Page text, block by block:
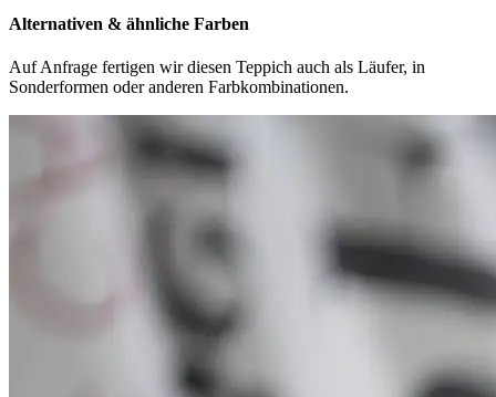
Alternativen & ähnliche Farben
Auf Anfrage fertigen wir diesen Teppich auch als Läufer, in
Sonderformen oder anderen Farbkombinationen.